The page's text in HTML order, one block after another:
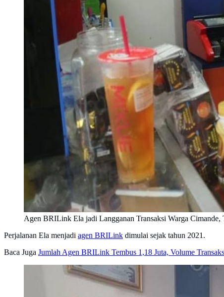
Agen BRILink Ela jadi Langganan Transaksi Warga
Perjalanan Ela menjadi agen BRILink dimulai sejak tahun 2021.
Baca Juga Jumlah Agen BRILink Tembus 1,18 Juta, Volume